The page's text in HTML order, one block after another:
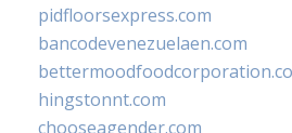
pidfloorsexpress.com
bancodevenezuelaen.com
hingstonnt.com
chooseagender.com